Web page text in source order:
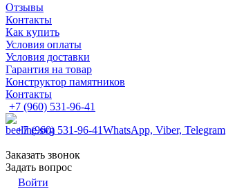
Отзывы
Контакты
Как купить
Условия оплаты
Условия доставки
Гарантия на товар
Конструктор памятников
Контакты
+7 (960) 531-96-41
+7 (960) 531-96-41WhatsApp, Viber, Telegram
Заказать звонок
Задать вопрос
Войти